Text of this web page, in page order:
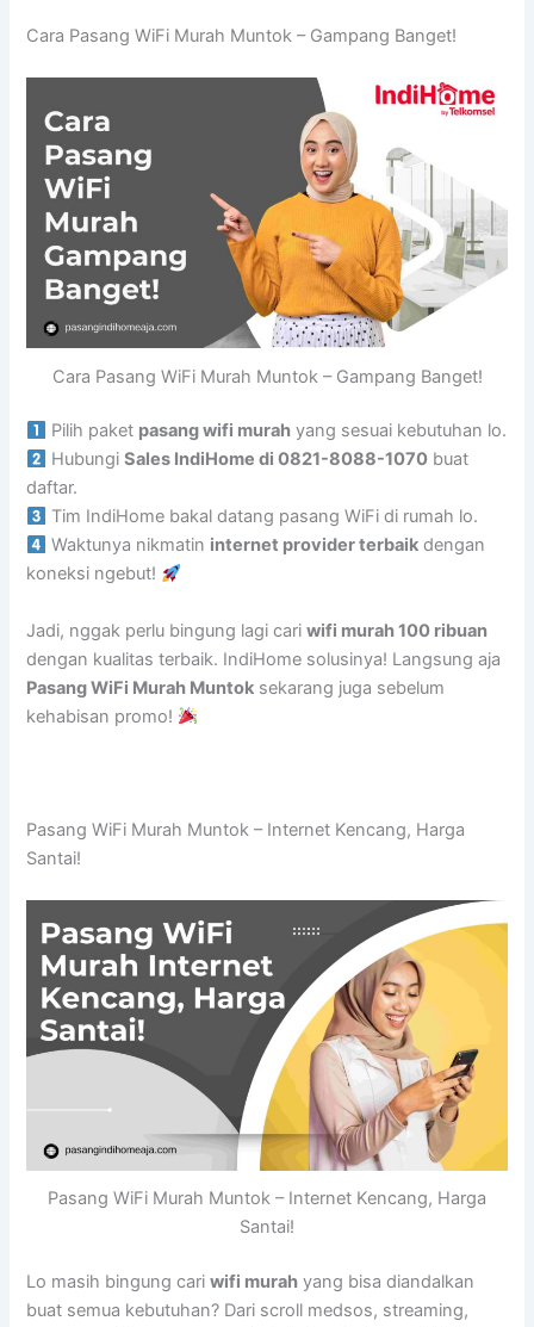
Cara Pasang WiFi Murah Muntok – Gampang Banget!
Cara Pasang WiFi Murah Muntok – Gampang Banget!
Pilih paket pasang wifi murah yang sesuai kebutuhan lo.
HubungiSales IndiHome di 0821-8088-1070 buat
daftar.
Tim IndiHome bakal datang pasang WiFi di rumah lo.
Waktunya nikmatin internet provider terbaik dengan
koneksi ngebut!
Jadi, nggak perlu bingung lagi cariwifi murah 100 ribuan
dengan kualitas terbaik. IndiHome solusinya! Langsung aja
Pasang WiFi Murah Muntok sekarang juga sebelum
kehabisan promo!
Pasang WiFi Murah Muntok – Internet Kencang, Harga
Santai!
Pasang WiFi Murah Muntok – Internet Kencang, Harga
Santai!
Lo masih bingung cariwifi murah yang bisa diandalkan
buat semua kebutuhan? Dari scroll medsos, streaming,